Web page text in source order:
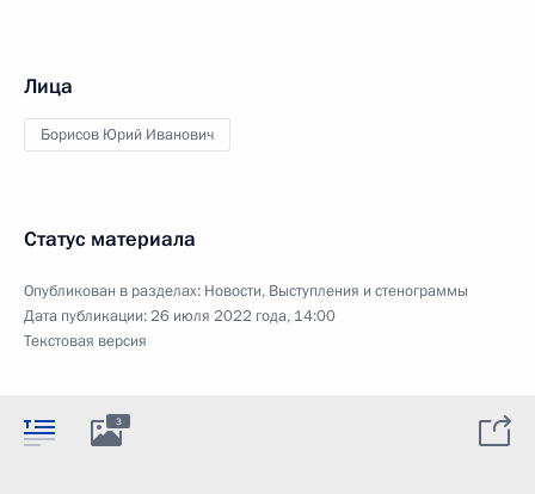
Лица
Борисов Юрий Иванович
Статус материала
Опубликован в разделах: Новости, Выступления и стенограммы
Дата публикации:26 июля 2022 года, 14:00
Текстовая версия
3